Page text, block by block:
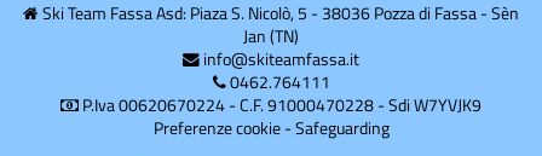
Ski Team Fassa Asd: Piaza S. Nicolò, 5 - 38036 Pozza di Fassa - Sèn
Jan (TN)
info@skiteamfassa.it
0462.764111
P.Iva 00620670224 - C.F. 91000470228 - Sdi W7YVJK9
Preferenze cookie-Safeguarding